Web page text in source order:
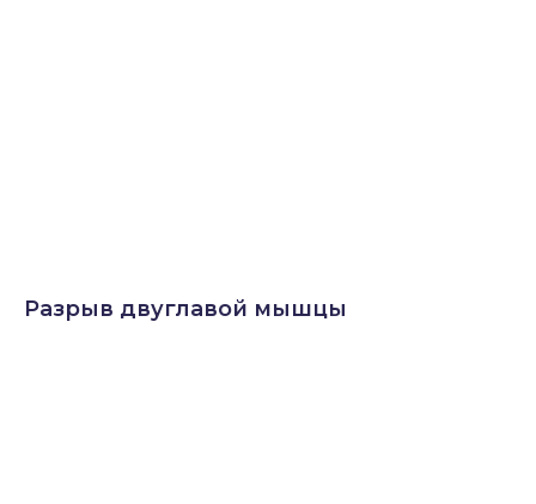
Разрыв двуглавой мышцы